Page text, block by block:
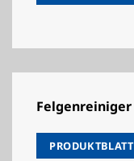
Felgenreiniger
PRODUKTBLATT